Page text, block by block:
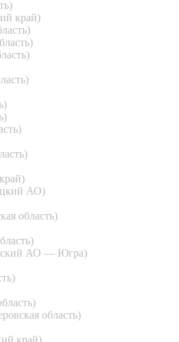
край)
АО)
область)
АО — Югра)
область)